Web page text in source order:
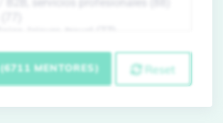
MENTORES) Reset